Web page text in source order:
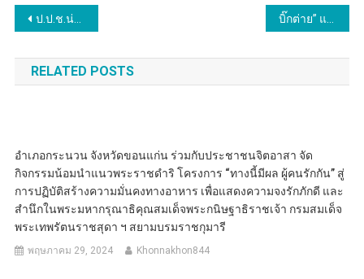
แนะแนว
เรื่อง
ป.ป.ช.น่าน ร่วมกับชมรมสตรอง-จิตพอเพียงต้านทุจริตจังหวัดน่าน ลงพื้นที่สังเกตการณ์การดำเนินการรับนักเรียน ปีการศึกษา 2567 ณ โรงเรียนปัว อำเภอปัว จังหวัดน่าน
RELATED POSTS
อำเภอกระนวน จังหวัดขอนแก่น ร่วมกับประชาชนจิตอาสา จัด
กิจกรรมน้อมนำแนวพระราชดำริ โครงการ “ทางนี้มีผล ผู้คนรักกัน” สู่
การปฏิบัติสร้างความมั่นคงทางอาหาร เพื่อแสดงความจงรักภักดี และ
สำนึกในพระมหากรุณาธิคุณสมเด็จพระกนิษฐาธิราชเจ้า กรมสมเด็จ
พระเทพรัตนราชสุดา ฯ สยามบรมราชกุมารี
พฤษภาคม 29, 2024 Khonnakhon844